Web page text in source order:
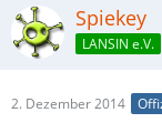
Spiekey
LANSIN e.V.
2. Dezember 2014